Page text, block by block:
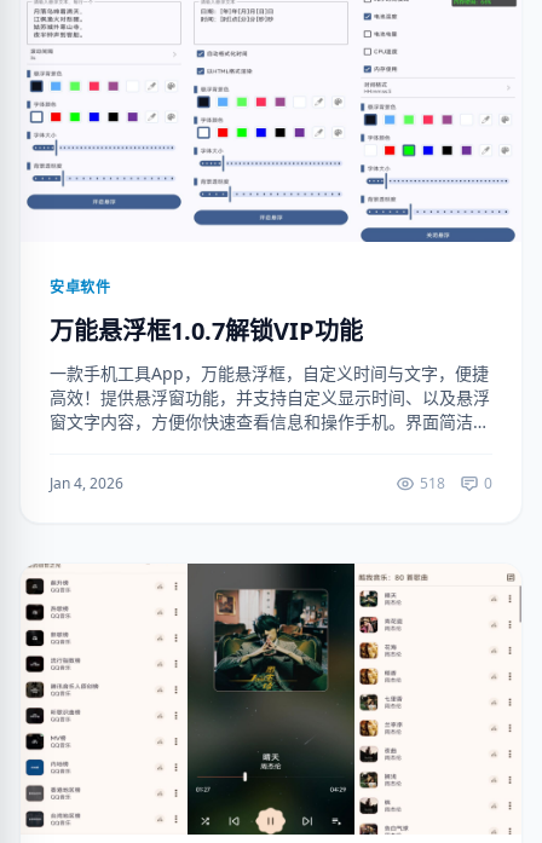
安卓软件
万能悬浮框1.0.7解锁VIP功能
一款手机工具App，万能悬浮框，自定义时间与文字，便捷
高效！提供悬浮窗功能，并支持自定义显示时间、以及悬浮
窗文字内容，方便你快速查看信息和操作手机。界面简洁，
Jan 4, 2026 518 0